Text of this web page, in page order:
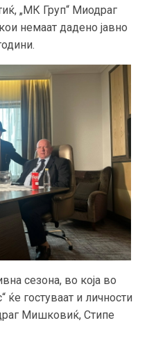
„МК Груп“ Миодраг
немаат дадено јавно
сезона, во која во
ќе гостуваат и личности
Мишковиќ, Стипе